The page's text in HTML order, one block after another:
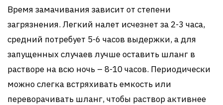
Время замачивания зависит от степени
загрязнения. Легкий налет исчезнет за 2-3 часа,
средний потребует 5-6 часов выдержки, а для
запущенных случаев лучше оставить шланг в
растворе на всю ночь – 8-10 часов. Периодически
можно слегка встряхивать емкость или
переворачивать шланг, чтобы раствор активнее